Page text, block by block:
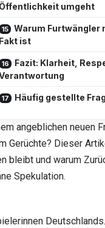
Öffentlichkeit umgeht
Warum Furtwängler
Fakt ist
Fazit: Klarheit,
Häufig gestellte
angeblichen neuen
Gerüchte? Dieser
bleibt und warum
Spekulation.